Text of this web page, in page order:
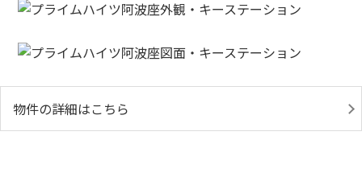
物件の詳細はこちら